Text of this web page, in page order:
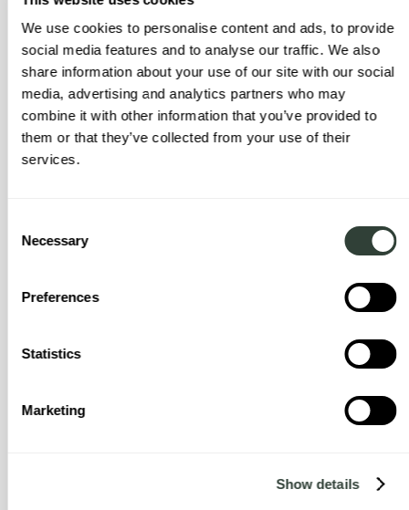
We use cookies to personalise content and ads, to provide
social media features and to analyse our traffic. We also
share information about your use of our site with our social
media, advertising and analytics partners who may
combine it with other information that you’ve provided to
them or that they’ve collected from your use of their
services.
Selection
Necessary
Preferences
Statistics
Marketing
Show details
de leuke dingen, zoals het ontmoeten
van de lokale bevolking en het tot rust
komen.
Ben je bekend met de
thuisbestemmingen in augustus?
De bestemmingen in de City Collection zijn perfect voor ons en
de grootte van de huizen is ook geweldig. In het hart van de stad
omgeving te genieten en te relaxen. Het maakt het gemakkelijk
om in je eigen tempo te verkennen. We bezoeken Barcelona al
kosmopolitische vakantie die we gemakkelijk kunnen bereiken,
kennen dat gebied ook goed. Om nog maar te zwijgen over
Toscane, wie houdt er niet van Italië? Veel vrienden ontmoeten